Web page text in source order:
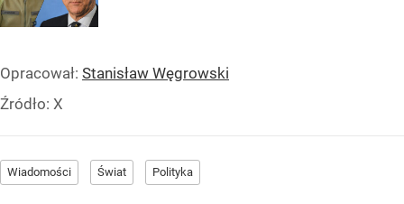
Opracował: Stanisław Węgrowski
Źródło: X
Wiadomości Świat Polityka